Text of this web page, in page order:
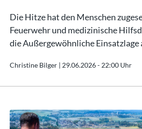
Die Hitze hat den Menschen
Feuerwehr und medizinische
die Außergewöhnliche Einsatzlage
Christine Bilger | 29.06.2026 - 22:00 Uhr